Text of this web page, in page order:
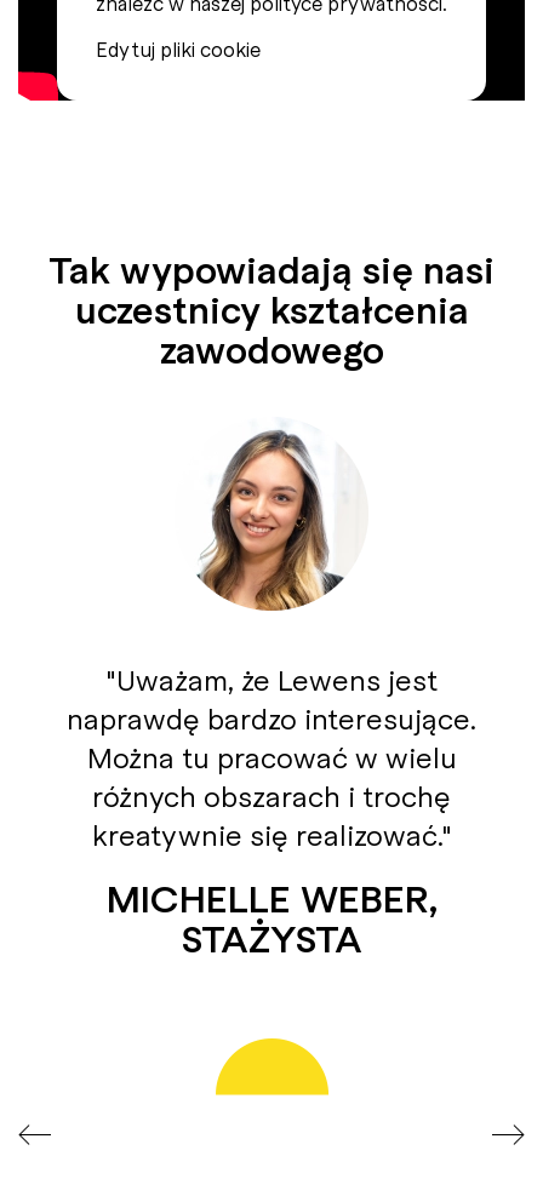
Edytuj pliki cookie
Tak wypo­wiadają się nasi
uczestnicy kształcenia
zawo­dowego
Uważam, że Lewens jest
naprawdę bardzo interesujące.
Można tu pracować w wielu
różnych obszarach i trochę
kreatywnie się realizować.
MICHELLE WEBER,
STAŻYSTA